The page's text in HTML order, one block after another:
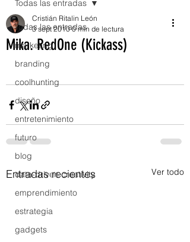
Todas las entradas
marketing
branding
coolhunting
diseño
entretenimiento
futuro
blog
data-driven creativity
emprendimiento
estrategia
gadgets
Todas las entradas
Mika. RedOne (Kickass)
Cristián Ritalin León
3 sept 2010 0 min de lectura
Entradas recientes Ver todo